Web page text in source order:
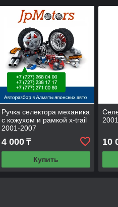
Ручка селектора механика
с кожухом и рамкой x-trail
2001-2007
4 000₸
Купить
10